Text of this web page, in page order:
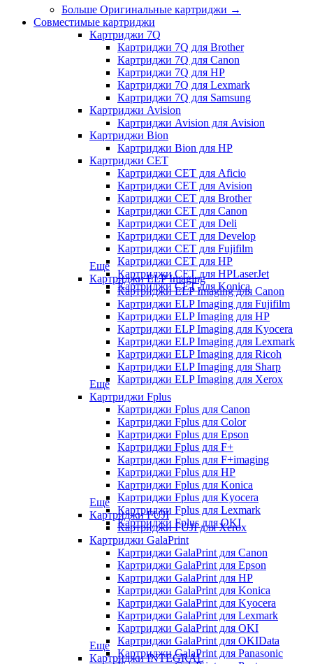
Больше Оригинальные картриджи →
Совместимые картриджи
Картриджи 7Q
Картриджи 7Q для Brother
Картриджи 7Q для Canon
Картриджи 7Q для HP
Картриджи 7Q для Lexmark
Картриджи 7Q для Samsung
Картриджи Avision
Картриджи Avision для Avision
Картриджи Bion
Картриджи Bion для HP
Картриджи CET
Картриджи CET для Aficio
Картриджи CET для Avision
Картриджи CET для Brother
Картриджи CET для Canon
Картриджи CET для Deli
Картриджи CET для Develop
Картриджи CET для Fujifilm
Картриджи CET для HP
Картриджи CET для HPLaserJet
Картриджи CET для Konica
Еще
Картриджи ELP Imaging
Картриджи ELP Imaging для Canon
Картриджи ELP Imaging для Fujifilm
Картриджи ELP Imaging для HP
Картриджи ELP Imaging для Kyocera
Картриджи ELP Imaging для Lexmark
Картриджи ELP Imaging для Ricoh
Картриджи ELP Imaging для Sharp
Картриджи ELP Imaging для Xerox
Еще
Картриджи Fplus
Картриджи Fplus для Canon
Картриджи Fplus для Color
Картриджи Fplus для Epson
Картриджи Fplus для F+
Картриджи Fplus для F+imaging
Картриджи Fplus для HP
Картриджи Fplus для Konica
Картриджи Fplus для Kyocera
Картриджи Fplus для Lexmark
Картриджи Fplus для OKI
Еще
Картриджи FUJI
Картриджи FUJI для Xerox
Картриджи GalaPrint
Картриджи GalaPrint для Canon
Картриджи GalaPrint для Epson
Картриджи GalaPrint для HP
Картриджи GalaPrint для Konica
Картриджи GalaPrint для Kyocera
Картриджи GalaPrint для Lexmark
Картриджи GalaPrint для OKI
Картриджи GalaPrint для OKIData
Картриджи GalaPrint для Panasonic
Еще
Картриджи INTEGRAL